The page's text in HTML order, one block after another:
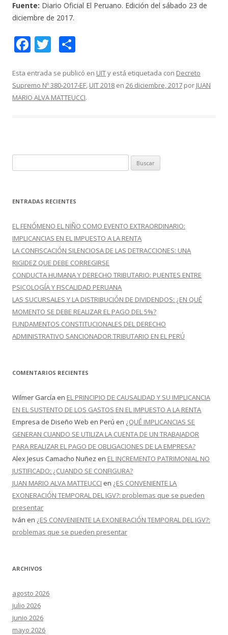
Fuente: Diario Oficial El Peruano. Edición del sábado 23 de
diciembre de 2017.
F
e
b
T
itt
er
m
p
Esta entrada se publicó en UITy está etiquetada con Decreto
Supremo Nº 380-2017-EF, UIT 2018 en 26 diciembre, 2017 por JUAN
MARIO ALVA MATTEUCCI.
u
c
r
:
ENTRADAS RECIENTES
EL FENÓMENO EL NIÑO COMO EVENTO EXTRAORDINARIO:
IMPLICANCIAS EN EL IMPUESTO A LA RENTA
LA CONFISCACIÓN SILENCIOSA DE LAS DETRACCIONES: UNA
RIGIDEZ QUE DEBE CORREGIRSE
CONDUCTA HUMANA Y DERECHO TRIBUTARIO: PUENTES ENTRE
PSICOLOGÍA Y FISCALIDAD PERUANA
LAS SUCURSALES Y LA DISTRIBUCIÓN DE DIVIDENDOS: ¿EN QUÉ
MOMENTO SE DEBE REALIZAR EL PAGO DEL 5%?
FUNDAMENTOS CONSTITUCIONALES DEL DERECHO
ADMINISTRATIVO SANCIONADOR TRIBUTARIO EN EL PERÚ
COMENTARIOS RECIENTES
Wilmer García en EL PRINCIPIO DE CAUSALIDAD Y SU IMPLICANCIA
EN EL SUSTENTO DE LOS GASTOS EN EL IMPUESTO A LA RENTA
Empresa de Diseño Web en Perú en ¿QUÉ IMPLICANCIAS SE
GENERAN CUANDO SE UTILIZA LA CUENTA DE UN TRABAJADOR
PARA REALIZAR EL PAGO DE OBLIGACIONES DE LA EMPRESA?
Alex Jesus Camacho Nuñez en EL INCREMENTO PATRIMONIAL NO
JUSTIFICADO: ¿CUANDO SE CONFIGURA?
JUAN MARIO ALVA MATTEUCCI en ¿ES CONVENIENTE LA
EXONERACIÓN TEMPORAL DEL IGV?: problemas que se pueden
presentar
Iván en ¿ES CONVENIENTE LA EXONERACIÓN TEMPORAL DEL IGV?:
problemas que se pueden presentar
ARCHIVOS
agosto 2026
julio 2026
junio 2026
mayo 2026